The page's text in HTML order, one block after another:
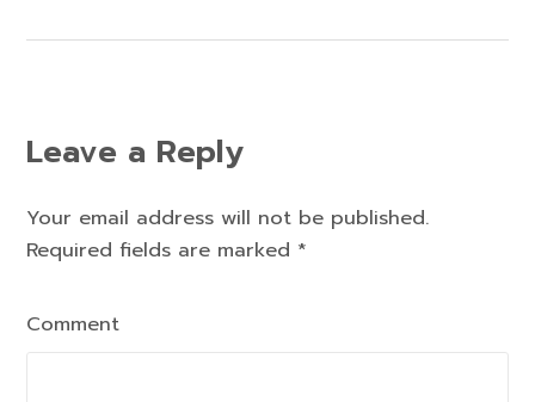
Leave a Reply
Your email address will not be published.
Required fields are marked *
Comment